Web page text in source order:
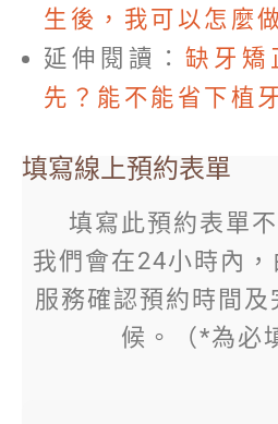
生後，我可以怎麼
延伸閱讀： 缺牙矯
先？能不能省下植
填寫線上預約表單
填寫此預約表單
我們會在24小時內
服務確認預約時間及
候。（*為必